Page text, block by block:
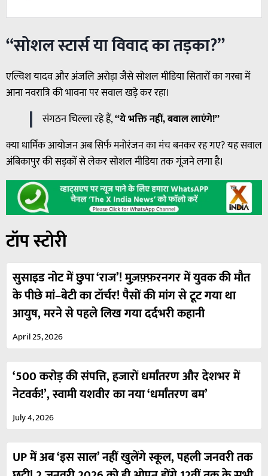
“सोशल स्टार्स या विवाद का तड़का?”
एल्विश यादव और अंजलि अरोड़ा जैसे सोशल मीडिया सितारों का गरबा में
आना नवरात्रि की भावना पर सवाल खड़े कर रहा।
संगठन चिल्ला रहे हैं,“ये भक्ति नहीं, बवाल लाएंगे!”
क्या धार्मिक आयोजन अब सिर्फ मनोरंजन का मंच बनकर रह गए? यह सवाल
अंबिकापुर की सड़कों से लेकर सोशल मीडिया तक गूंजने लगा है।
टॉप स्टोरी
सुसाइड नोट में छुपा ‘राज’! मुज़फ़्फ़रनगर में युवक की मौत
के पीछे मां–बेटी का टॉर्चर! पैसों की मांग से टूट गया था
आयुष, मरने से पहले लिख गया दर्दभरी कहानी
April 25, 2026
‘500 करोड़ की संपत्ति, हजारों धर्मांतरण और देशभर में
नेटवर्क!’, स्वामी यशवीर का नया ‘धर्मांतरण बम’
July 4, 2026
UP में अब ‘इस साल’ नहीं खुलेंगे स्कूल, पहली जनवरी तक